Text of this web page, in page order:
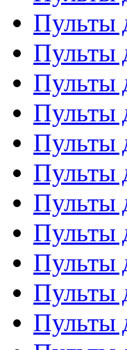
Пульты
Пульты
Пульты
Пульты
Пульты
Пульты
Пульты
Пульты
Пульты
Пульты
Пульты